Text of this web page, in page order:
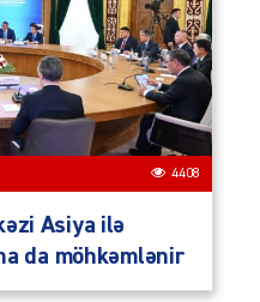
4408
Asiya ilə
da möhkəmlənir